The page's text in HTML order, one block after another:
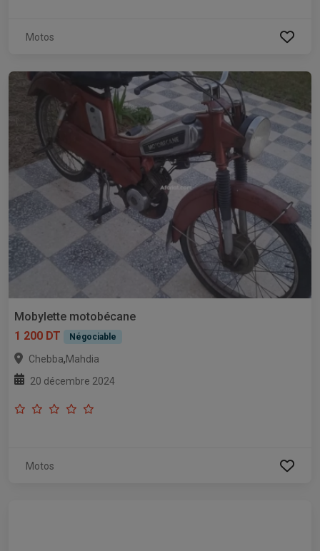
Motos
Mobylette motobécane
1 200 DT
Négociable
Chebba,Mahdia
20 décembre 2024
Motos